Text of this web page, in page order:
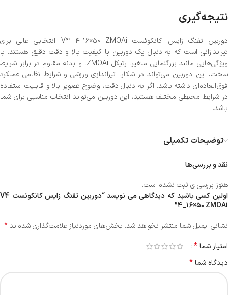
نتیجه‌گیری
دوربین تفنگ زایس کانکوئست V4 ۴_۱۶×۵۰ ZMOAi انتخابی عالی برای
تیراندازانی است که به دنبال یک دوربین با کیفیت بالا و دقت دقیق هستند. با
ویژگی‌هایی مانند بزرگنمایی متغیر، رتیکل ZMOAi، و بدنه مقاوم در برابر شرایط
سخت، این دوربین می‌تواند در شکار، تیراندازی ورزشی و شرایط نظامی عملکرد
فوق‌العاده‌ای داشته باشد. اگر به دنبال دقت، وضوح تصویر بالا و قابلیت استفاده
در شرایط محیطی مختلف هستید، این دوربین می‌تواند انتخاب مناسبی برای شما
باشد.
توضیحات تکمیلی
نقد و بررسی‌ها
هنوز بررسی‌ای ثبت نشده است.
اولین کسی باشید که دیدگاهی می نویسد “دوربین تفنگ زایس کانکوئست V4
۴_۱۶×۵۰ ZMOAi”
نشانی ایمیل شما منتشر نخواهد شد. بخش‌های موردنیاز علامت‌گذاری شده‌اند*
امتیاز شما*
دیدگاه شما*